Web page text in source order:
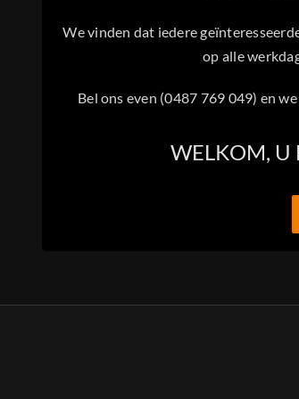
We vinden dat iedere
op alle
Bel ons even (0487 769 049) en
WELKOM, U